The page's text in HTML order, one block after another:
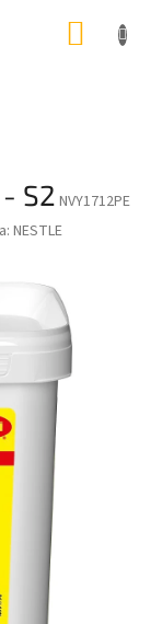
S2 NVY1712PE
NESTLE